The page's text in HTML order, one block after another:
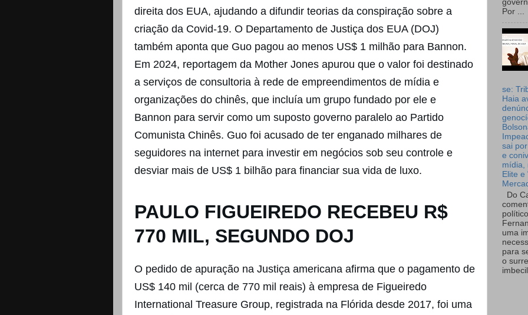
direita dos EUA, ajudando a difundir teorias da conspiração sobre a
criação da Covid-19. O Departamento de Justiça dos EUA (DOJ)
também aponta que Guo pagou ao menos US$ 1 milhão para Bannon.
Em 2024, reportagem da Mother Jones apurou que o valor foi destinado
a serviços de consultoria à rede de empreendimentos de mídia e
organizações do chinês, que incluía um grupo fundado por ele e
Bannon para servir como um suposto governo paralelo ao Partido
Comunista Chinês. Guo foi acusado de ter enganado milhares de
seguidores na internet para investir em negócios sob seu controle e
desviar mais de US$ 1 bilhão para financiar sua vida de luxo.
PAULO FIGUEIREDO RECEBEU R$
770 MIL, SEGUNDO DOJ
O pedido de apuração na Justiça americana afirma que o pagamento de
US$ 140 mil (cerca de 770 mil reais) à empresa de Figueiredo
International Treasure Group, registrada na Flórida desde 2017, foi uma
Por ...
se:
Haia
sai
e
mídia,
Elite e
Do
uma
para
o